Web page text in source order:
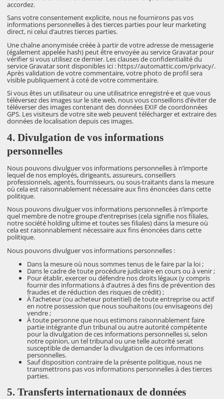
accordez.
Sans votre consentement explicite, nous ne fournirons pas vos
informations personnelles à des tierces parties pour leur marketing
direct, ni celui d’autres tierces parties.
Une chaîne anonymisée créée à partir de votre adresse de messagerie
(également appelée hash) peut être envoyée au service Gravatar pour
vérifier si vous utilisez ce dernier. Les clauses de confidentialité du
service Gravatar sont disponibles ici : https://automattic.com/privacy/.
Après validation de votre commentaire, votre photo de profil sera
visible publiquement à coté de votre commentaire.
Si vous êtes un utilisateur ou une utilisatrice enregistré·e et que vous
téléversez des images sur le site web, nous vous conseillons d’éviter de
téléverser des images contenant des données EXIF de coordonnées
GPS. Les visiteurs de votre site web peuvent télécharger et extraire des
données de localisation depuis ces images.
4. Divulgation de vos informations
personnelles
Nous pouvons divulguer vos informations personnelles à n’importe
lequel de nos employés, dirigeants, assureurs, conseillers
professionnels, agents, fournisseurs, ou sous-traitants dans la mesure
où cela est raisonnablement nécessaire aux fins énoncées dans cette
politique.
Nous pouvons divulguer vos informations personnelles à n’importe
quel membre de notre groupe d’entreprises (cela signifie nos filiales,
notre société holding ultime et toutes ses filiales) dans la mesure où
cela est raisonnablement nécessaire aux fins énoncées dans cette
politique.
Nous pouvons divulguer vos informations personnelles :
Dans la mesure où nous sommes tenus de le faire par la loi ;
Dans le cadre de toute procédure judiciaire en cours ou à venir ;
Pour établir, exercer ou défendre nos droits légaux (y compris
fournir des informations à d’autres à des fins de prévention des
fraudes et de réduction des risques de crédit) ;
À l’acheteur (ou acheteur potentiel) de toute entreprise ou actif
en notre possession que nous souhaitons (ou envisageons de)
vendre ;
À toute personne que nous estimons raisonnablement faire
partie intégrante d’un tribunal ou autre autorité compétente
pour la divulgation de ces informations personnelles si, selon
notre opinion, un tel tribunal ou une telle autorité serait
susceptible de demander la divulgation de ces informations
personnelles.
Sauf disposition contraire de la présente politique, nous ne
transmettrons pas vos informations personnelles à des tierces
parties.
5. Transferts internationaux de données